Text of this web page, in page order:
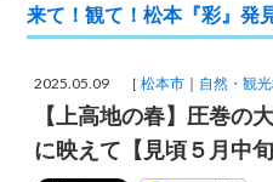
来て！観て！松本『彩』発
2025.05.09 ［松本市 自然・観
【上高地の春】圧巻の
に映えて【見頃５月中旬